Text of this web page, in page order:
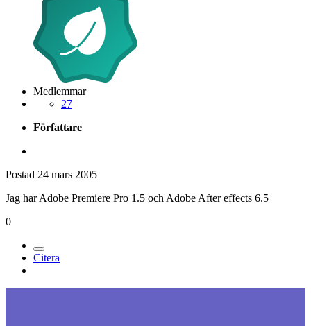
Medlemmar
27
Författare
Postad 24 mars 2005
Jag har Adobe Premiere Pro 1.5 och Adobe After effects 6.5
0
Citera